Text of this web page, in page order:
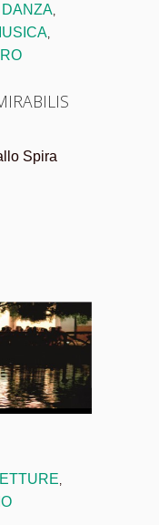
DANZA,
,
Spira